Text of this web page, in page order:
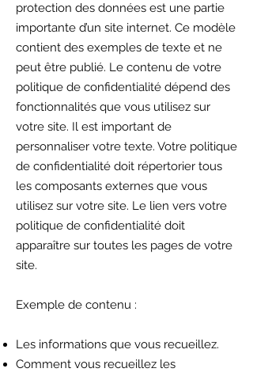
protection des données est une partie
importante d’un site internet. Ce modèle
contient des exemples de texte et ne
peut être publié. Le contenu de votre
politique de confidentialité dépend des
fonctionnalités que vous utilisez sur
votre site. Il est important de
personnaliser votre texte. Votre politique
de confidentialité doit répertorier tous
les composants externes que vous
utilisez sur votre site. Le lien vers votre
politique de confidentialité doit
apparaître sur toutes les pages de votre
site.
Exemple de contenu :
Les informations que vous recueillez.
Comment vous recueillez les